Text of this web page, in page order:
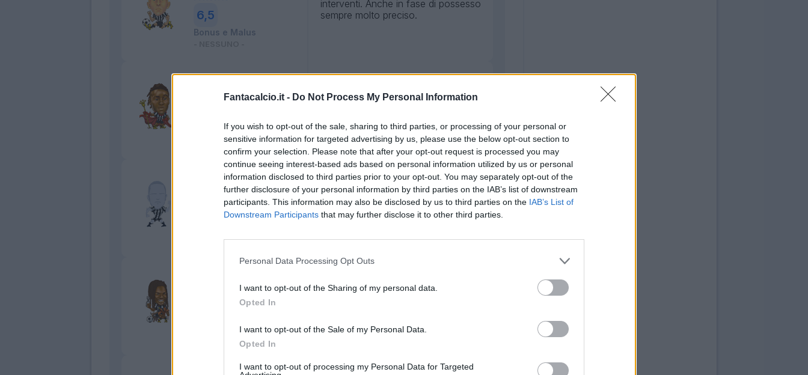
Fantacalcio.it - Do Not Process My Personal Information
If you wish to opt-out of the sale, sharing to third parties, or processing of your personal or
sensitive information for targeted advertising by us, please use the below opt-out section to
confirm your selection. Please note that after your opt-out request is processed you may
continue seeing interest-based ads based on personal information utilized by us or personal
information disclosed to third parties prior to your opt-out. You may separately opt-out of the
further disclosure of your personal information by third parties on the IAB’s list of downstream
participants. This information may also be disclosed by us to third parties on the IAB’s List of
Downstream Participants that may further disclose it to other third parties.
Personal Data Processing Opt Outs
I want to opt-out of the Sharing of my personal data.
Opted In
I want to opt-out of the Sale of my Personal Data.
Opted In
I want to opt-out of processing my Personal Data for Targeted
6,5
Bonus e Malus
interventi. Anche in fase di possesso
sempre molto preciso.
Applicato
Bonus e Malus
- NESSUNO -
Entra con buona applicazione e la
Palma
Indeciso
- NESSUNO -
Entra in maniera molto decisa e
convincente. Mette a referto un
paio di ottimi salvataggi, inoltre
appare molto sicuro anche in fase di
possesso.
Bonus e Malus
Qualche piccola sbavatura non è
Altra ennesima prestazione magica